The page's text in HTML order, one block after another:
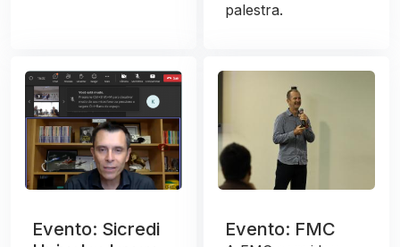
palestra.
Evento: Sicredi
Evento: FMC